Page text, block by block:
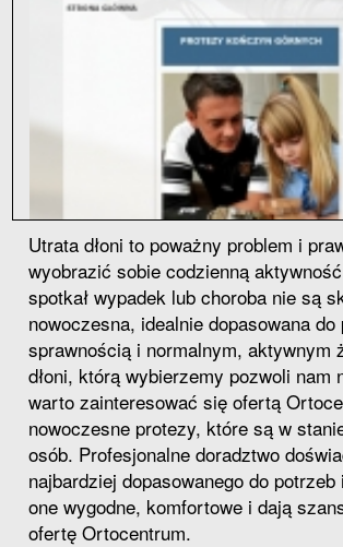
Utrata dłoni to poważny problem i
wyobrazić sobie codzienną
spotkał wypadek lub choroba nie są
nowoczesna, idealnie dopasowana
sprawnością i normalnym,
dłoni, którą wybierzemy pozwoli
warto zainteresować się ofertą
nowoczesne protezy, które są w
osób. Profesjonalne doradztwo
najbardziej dopasowanego do
one wygodne, komfortowe i dają
ofertę Ortocentrum.